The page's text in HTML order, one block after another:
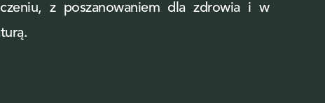
z poszanowaniem dla zdrowia i w